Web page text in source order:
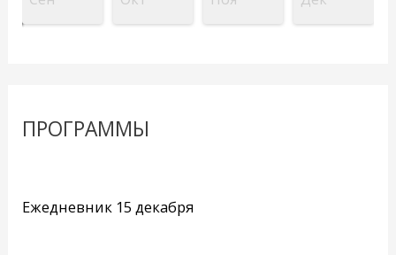
ПРОГРАММЫ
Ежедневник 15 декабря